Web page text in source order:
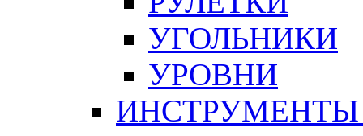
УГОЛЬНИКИ
УРОВНИ